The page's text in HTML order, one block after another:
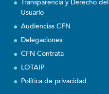
Transparencia y Derecho del
Usuario
Audiencias CFN
Delegaciones
CFN Contrata
LOTAIP
Política de privacidad